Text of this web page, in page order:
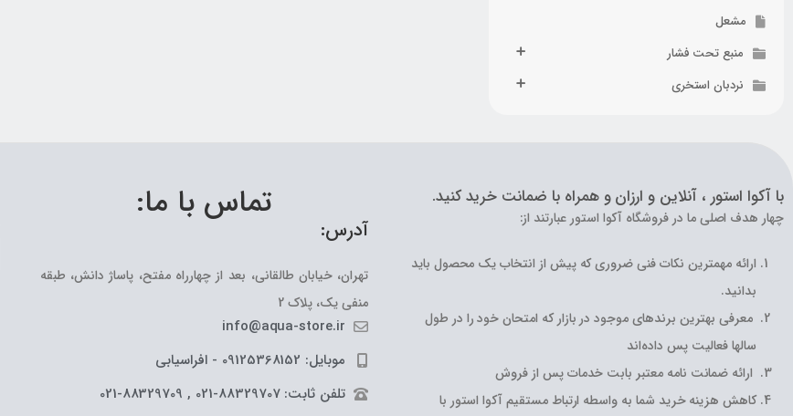
مشعل
منبع تحت فشار
نردبان استخری
با آکوا استور ، آنلاین و ارزان و همراه با ضمانت خرید کنید.
چهار هدف اصلی ما در فروشگاه آکوا استور عبارتند از:
ارائه مهمترین نکات فنی ضروری که پیش از انتخاب یک محصول باید
بدانید.
معرفی بهترین برندهای موجود در بازار که امتحان خود را در طول
سالها فعالیت پس داده‌اند
ارائه ضمانت نامه معتبر بابت خدمات پس از فروش
کاهش هزینه خرید شما به واسطه ارتباط مستقیم آکوا استور با
تماس با ما:
آدرس:
تهران، خیابان طالقانی، بعد از چهارراه مفتح، پاساژ دانش، طبقه
منفی یک، پلاک 2
info@aqua-store.ir
موبایل: 09125368152 - افراسیابی
تلفن ثابت: 88329707-021 , 88329709-021